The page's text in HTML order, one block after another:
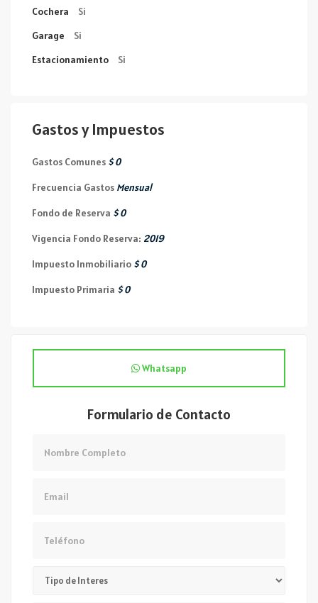
Cochera
Si
Garage
Si
Estacionamiento
Si
Gastos y Impuestos
Gastos Comunes $ 0
Frecuencia Gastos Mensual
Fondo de Reserva $ 0
Vigencia Fondo Reserva: 2019
Impuesto Inmobiliario $ 0
Impuesto Primaria $ 0
Whatsapp
Formulario de Contacto